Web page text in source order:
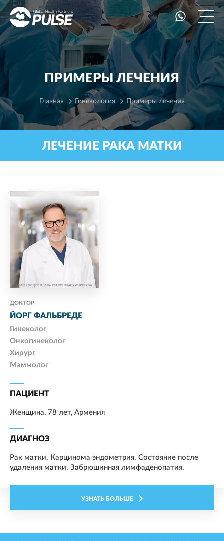
ПРИМЕРЫ ЛЕЧЕНИЯ
Главная Гинекология Примеры лечения
ЛЕЧЕНИЕ РАКА МАТКИ
ДОКТОР
ЙОРГ ФАЛЬБРЕДЕ
Гинеколог
Онкогинеколог
Хирург
Маммолог
ПАЦИЕНТ
Женщина, 78 лет, Армения
ДИАГНОЗ
Рак матки. Карцинома эндометрия. Состояние после
удаления матки. Забрюшинная лимфаденопатия.
УЗНАТЬ БОЛЬШЕ